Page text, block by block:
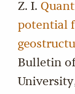
Z. I.
potential
Bulletin